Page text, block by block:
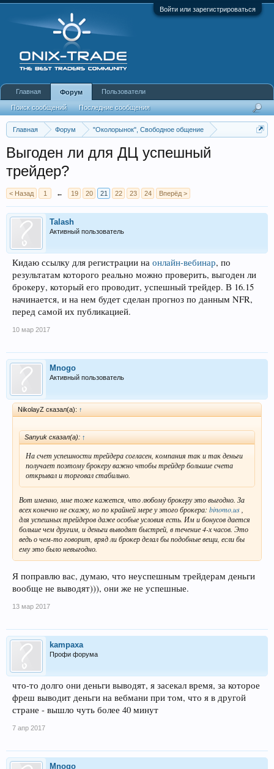
Войти или зарегистрироваться
Главная Форум
"Околорынок", Свободное общение
Выгоден ли для ДЦ успешный
трейдер?
< Назад 1 ← 19 20 21 22 23 24 Вперёд >
Talash
Активный пользователь
Кидаю ссылку для регистрации на онлайн-вебинар, по
результатам которого реально можно проверить, выгоден ли
брокеру, который его проводит, успешный трейдер. В 16.15
начинается, и на нем будет сделан прогноз по данным NFR,
перед самой их публикацией.
10 мар 2017
Mnogo
Активный пользователь
NikolayZ сказал(а): ↑
Sanyuk сказал(а): ↑
На счет успешности трейдера согласен, компания так и так деньги
получает поэтому брокеру важно чтобы трейдер большие счета
открывал и торговал стабильно.
Вот именно, мне тоже кажется, что любому брокеру это выгодно. За
всех конечно не скажу, но по крайней мере у этого брокера: binomo.us
для успешных трейдеров даже особые условия есть. Им и бонусов дается
больше чем другим, и деньги выводят быстрей, в течение 4-х часов. Это
ведь о чем-то говорит, вряд ли брокер делал бы подобные вещи, если бы
ему это было невыгодно.
Я поправлю вас, думаю, что неуспешным трейдерам деньги
вообще не выводят))), они же не успешные.
13 мар 2017
kampaxa
Профи форума
что-то долго они деньги выводят, я засекал время, за которое
фреш выводит деньги на вебмани при том, что я в другой
стране - вышло чуть более 40 минут
7 апр 2017
Mnogo
Главная Форум
Поиск сообщений Последние сообщения
Пользователи